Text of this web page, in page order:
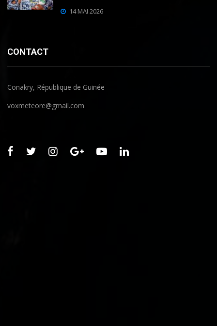
14 MAI 2026
CONTACT
Conakry, République de Guinée
voxmeteore@gmail.com